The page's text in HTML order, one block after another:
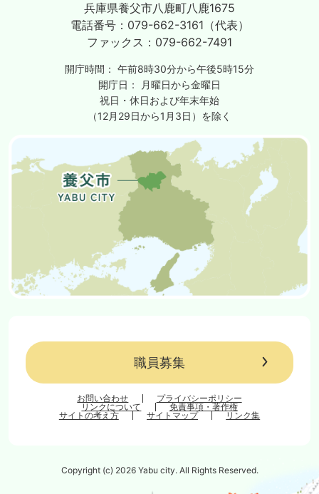
兵庫県養父市八鹿町八鹿1675
電話番号： 079-662-3161（代表）
ファックス： 079-662-7491
開庁時間： 午前8時30分から午後5時15分
開庁日：
月曜日から金曜日
祝日・休日および年末年始
（12月29日から1月3日）を除く
職員募集
お問い合わせ
プライバシーポリシー
リンクについて
免責事項・著作権
サイトの考え方
サイトマップ リンク集
Copyright (c) 2026 Yabu city. All Rights Reserved.